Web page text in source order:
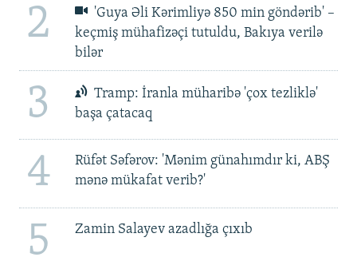
2
'Guya Əli Kərimliyə 850 min göndərib' –
keçmiş mühafizəçi tutuldu, Bakıya verilə
bilər
3
Tramp: İranla müharibə 'çox tezliklə'
başa çatacaq
4
Rüfət Səfərov: 'Mənim günahımdır ki, ABŞ
mənə mükafat verib?'
5 Zamin Salayev azadlığa çıxıb